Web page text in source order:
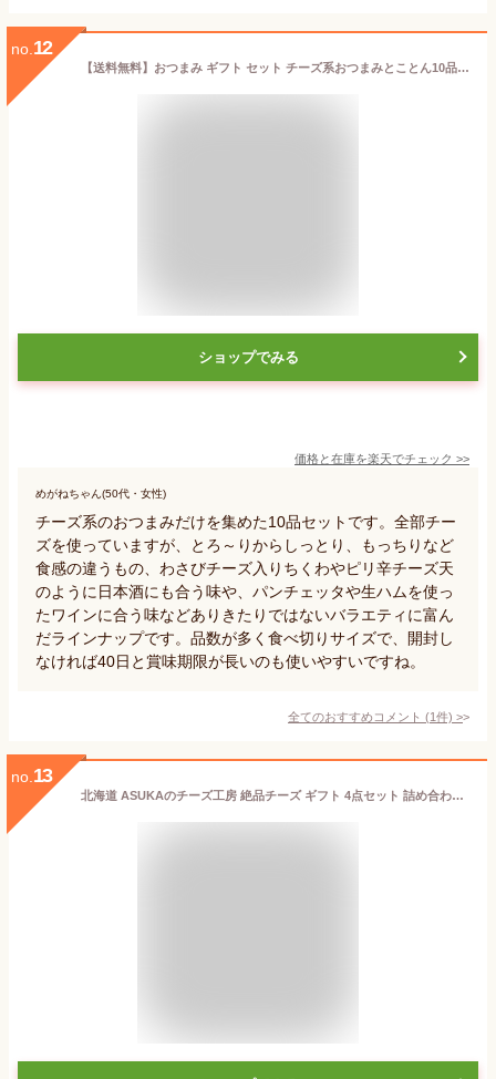
no. 12
【送料無料】おつまみ ギフト セット チーズ系おつまみとことん10品セット【KOBE伍魚福】おつまみギフト つまみセット つまみ おつまみセット ギフト おつまみ 詰め合わせ おつまみ詰め合わせ つまみ 珍味 おつまみ 極める 父親 誕生日 プレゼント
ショップでみる
価格と在庫を楽天でチェック >>
めがねちゃん(50代・女性)
チーズ系のおつまみだけを集めた10品セットです。全部チー
ズを使っていますが、とろ～りからしっとり、もっちりなど
食感の違うもの、わさびチーズ入りちくわやピリ辛チーズ天
のように日本酒にも合う味や、パンチェッタや生ハムを使っ
たワインに合う味などありきたりではないバラエティに富ん
だラインナップです。品数が多く食べ切りサイズで、開封し
なければ40日と賞味期限が長いのも使いやすいですね。
全てのおすすめコメント (1件) >
no. 13
北海道 ASUKAのチーズ工房 絶品チーズ ギフト 4点セット 詰め合わせ お返し 父の日カード対応